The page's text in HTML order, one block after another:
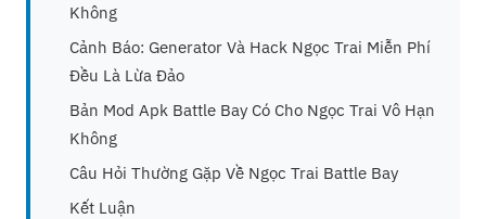
Không
Cảnh Báo: Generator Và Hack Ngọc Trai Miễn Phí
Đều Là Lừa Đảo
Bản Mod Apk Battle Bay Có Cho Ngọc Trai Vô Hạn
Không
Câu Hỏi Thường Gặp Về Ngọc Trai Battle Bay
Kết Luận